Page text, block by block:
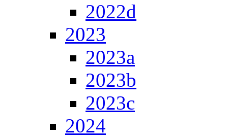
2022d
2023
2023a
2023b
2023c
2024